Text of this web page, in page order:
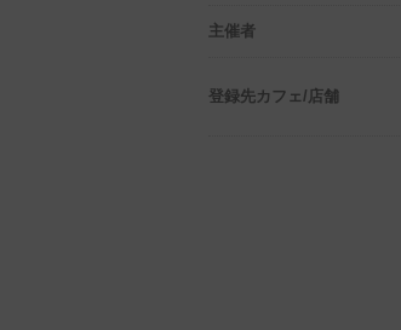
主催者
登録先カフェ/店舗